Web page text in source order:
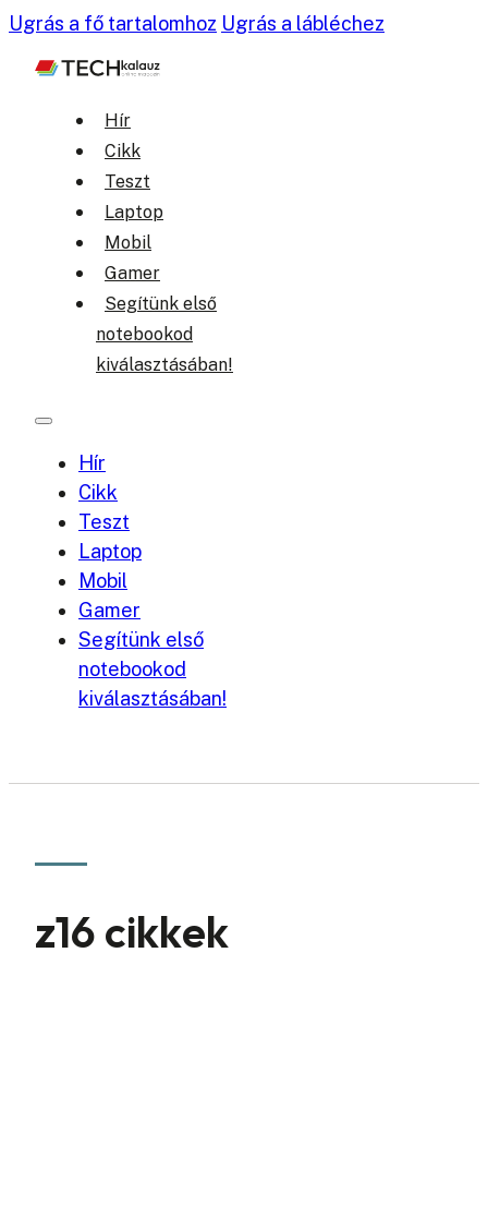
Ugrás a fő tartalomhoz Ugrás a lábléchez
Hír
Cikk
Teszt
Laptop
Mobil
Gamer
Segítünk első
notebookod
kiválasztásában!
Hír
Cikk
Teszt
Laptop
Mobil
Gamer
Segítünk első
notebookod
kiválasztásában!
z16 cikkek